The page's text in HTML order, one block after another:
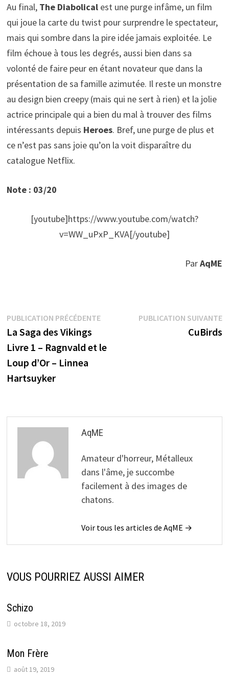
Au final, The Diabolicalest une purge infâme, un film
qui joue la carte du twist pour surprendre le spectateur,
mais qui sombre dans la pire idée jamais exploitée. Le
film échoue à tous les degrés, aussi bien dans sa
volonté de faire peur en étant novateur que dans la
présentation de sa famille azimutée. Il reste un monstre
au design bien creepy (mais qui ne sert à rien) et la jolie
actrice principale qui a bien du mal à trouver des films
intéressants depuis Heroes. Bref, une purge de plus et
ce n’est pas sans joie qu’on la voit disparaître du
catalogue Netflix.
Note : 03/20
[youtube]https://www.youtube.com/watch?
v=WW_uPxP_KVA[/youtube]
ParAqME
Navigation
de
l’article
PUBLICATION PRÉCÉDENTEPublication
La Saga des Vikings
Livre 1 – Ragnvald et le
Loup d’Or – Linnea
Hartsuyker
PUBLICATION SUIVANTE
CuBirds
AqME
Amateur d'horreur, Métalleux
dans l'âme, je succombe
facilement à des images de
chatons.
Voir tous les articles de AqME →
VOUS POURRIEZ AUSSI AIMER
Schizo
octobre 18, 2019
Mon Frère
août 19, 2019